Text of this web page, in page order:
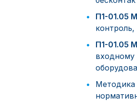
П1-01.05
П1-01.05
входному
Методика